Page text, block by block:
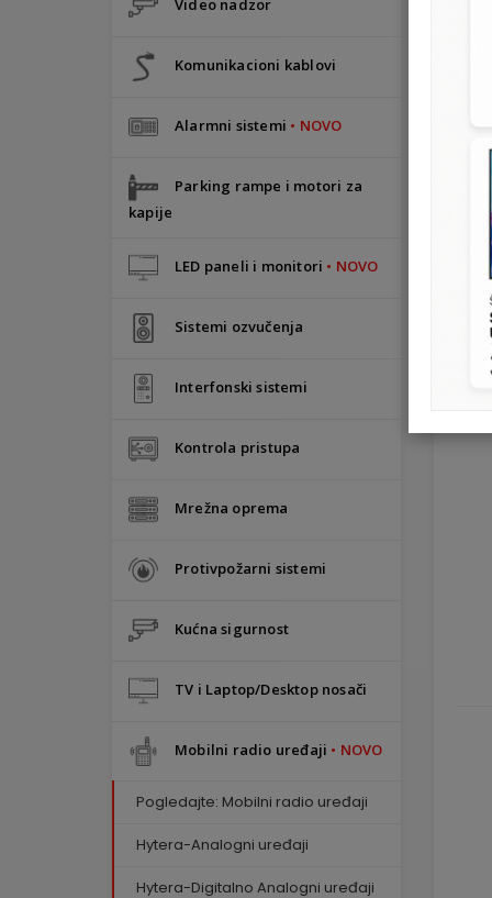
Video nadzor
Komunikacioni kablovi
Alarmni sistemi • NOVO
Parking rampe i motori za
kapije
LED paneli i monitori • NOVO
Sistemi ozvučenja
Interfonski sistemi
Kontrola pristupa
Mrežna oprema
Protivpožarni sistemi
Kućna sigurnost
TV i Laptop/Desktop nosači
Mobilni radio uređaji • NOVO
Pogledajte: Mobilni radio uređaji
Hytera-Analogni uređaji
Hytera-Digitalno Analogni uređaji